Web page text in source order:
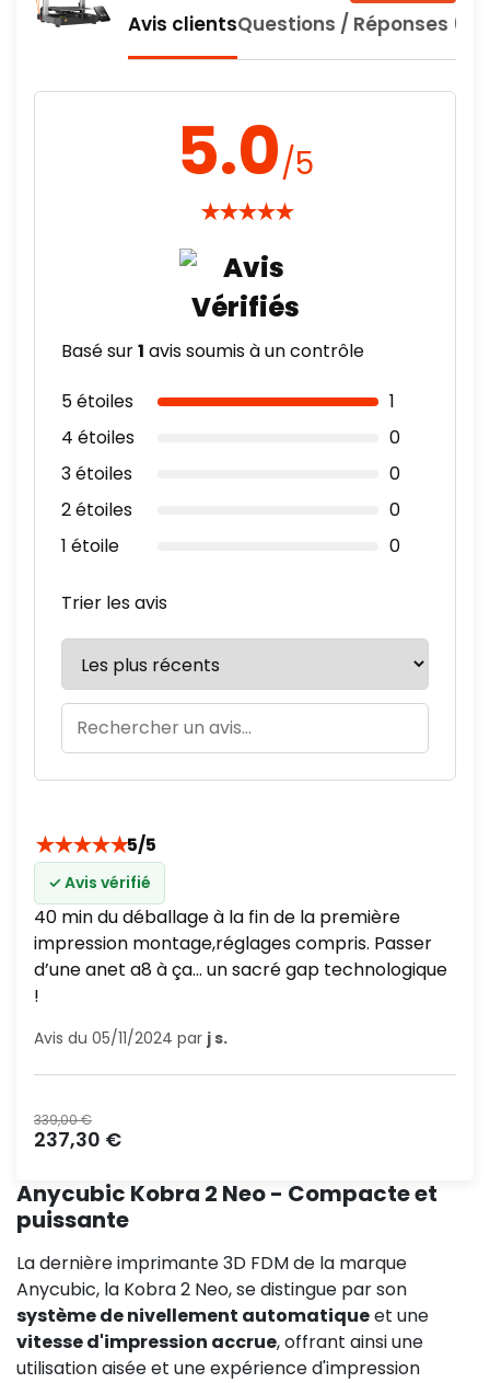
Avis clientsQuestions / Réponses (0)
5.0/5
★★★★★
Basé sur1 avis soumis à un contrôle
5 étoiles
1
4 étoiles
0
3 étoiles
0
2 étoiles
0
1 étoile
0
Trier les avis
★★★★★5/5
✓ Avis vérifié
40 min du déballage à la fin de la première
impression montage,réglages compris. Passer
d’une anet a8 à ça... un sacré gap technologique
!
Avis du 05/11/2024 par j s.
Prix normal
339,00 €
Prix
237,30 €
Anycubic Kobra 2 Neo - Compacte et
puissante
La dernière imprimante 3D FDM de la marque
Anycubic, la Kobra 2 Neo, se distingue par son
système de nivellement automatiqueet une
vitesse d'impression accrue, offrant ainsi une
utilisation aisée et une expérience d'impression